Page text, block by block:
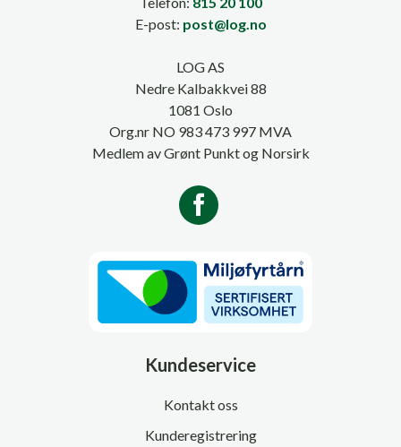
E-post: post@log.no
LOG AS
Nedre Kalbakkvei 88
1081 Oslo
Org.nr NO 983 473 997 MVA
Medlem av Grønt Punkt og Norsirk
Kundeservice
Kontakt oss
Kunderegistrering